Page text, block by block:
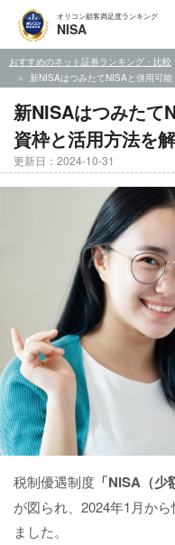
オリコン顧客満足度ランキング
NISA
おすすめのネット証券ランキング・比較
新NISAはつみたてNISAと併用可
新NISAはつみたて
資枠と活用方法を
更新日：2024-10-31
税制優遇制度 「NISA（少
が図られ、2024年1月か
ました。